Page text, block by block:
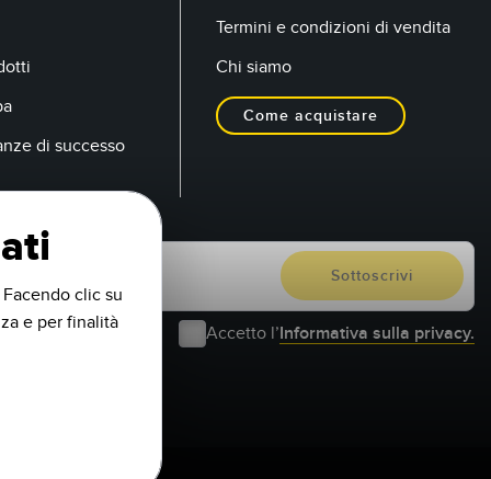
di successo
Termini e condizioni di vendita
Chi siamo
Come acquistare
Accetto l’Informativa sulla privacy.
clic su
e per finalità